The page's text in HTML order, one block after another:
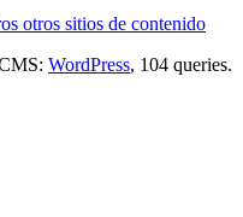
otros sitios de contenido
WordPress, 104 queries.